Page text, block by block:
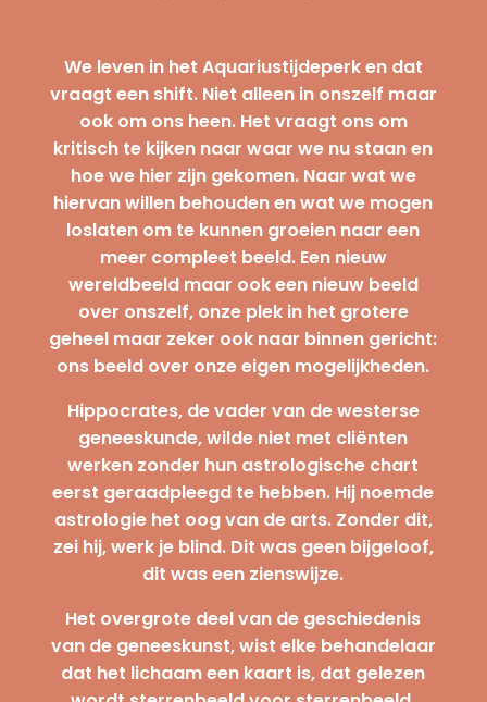
We leven in het Aquariustijdeperk en dat
vraagt een shift. Niet alleen in onszelf maar
ook om ons heen. Het vraagt ons om
kritisch te kijken naar waar we nu staan en
hoe we hier zijn gekomen. Naar wat we
hiervan willen behouden en wat we mogen
loslaten om te kunnen groeien naar een
meer compleet beeld. Een nieuw
wereldbeeld maar ook een nieuw beeld
over onszelf, onze plek in het grotere
geheel maar zeker ook naar binnen gericht:
ons beeld over onze eigen mogelijkheden.
Hippocrates, de vader van de westerse
geneeskunde, wilde niet met cliënten
werken zonder hun astrologische chart
eerst geraadpleegd te hebben. Hij noemde
astrologie het oog van de arts. Zonder dit,
zei hij, werk je blind. Dit was geen bijgeloof,
dit was een zienswijze.
Het overgrote deel van de geschiedenis
van de geneeskunst, wist elke behandelaar
dat het lichaam een kaart is, dat gelezen